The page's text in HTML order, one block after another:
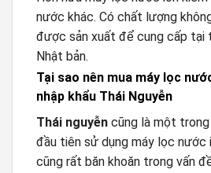
nước khác. Có chất lượng
được sản xuất để cung cấp tại
Nhật bản.
Tại sao nên mua máy lọc
nhập khẩu Thái Nguyễn
Thái nguyễn cũng là một trong
đầu tiên sử dụng máy lọc nước
cũng rất băn khoăn trong vấn